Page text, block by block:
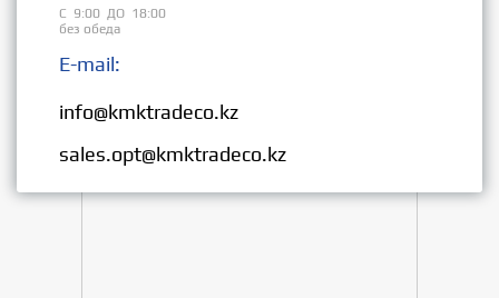
С 9:00 ДО 18:00
без обеда
E-mail:
info@kmktradeco.kz
sales.opt@kmktradeco.kz